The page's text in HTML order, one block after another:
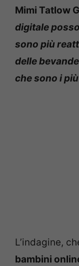
Mimi Tatlow
digitale
sono più
delle
che sono i
L’indagine,
bambini